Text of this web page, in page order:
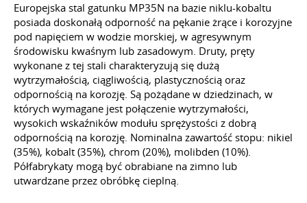
Europejska stal gatunku MP35N na bazie niklu-kobaltu
posiada doskonałą odporność na pękanie żrące i korozyjne
pod napięciem w wodzie morskiej, w agresywnym
środowisku kwaśnym lub zasadowym. Druty, pręty
wykonane z tej stali charakteryzują się dużą
wytrzymałością, ciągliwością, plastycznością oraz
odpornością na korozję. Są pożądane w dziedzinach, w
których wymagane jest połączenie wytrzymałości,
wysokich wskaźników modułu sprężystości z dobrą
odpornością na korozję. Nominalna zawartość stopu: nikiel
(35%), kobalt (35%), chrom (20%), molibden (10%).
Półfabrykaty mogą być obrabiane na zimno lub
utwardzane przez obróbkę cieplną.